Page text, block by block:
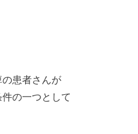
患者さんが
の一つとして